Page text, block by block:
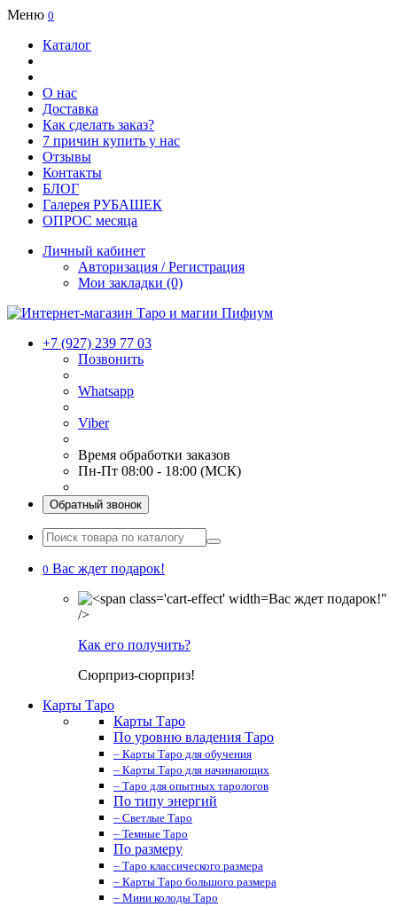
Меню 0
Каталог
О нас
Доставка
Как сделать заказ?
7 причин купить у нас
Отзывы
Контакты
БЛОГ
Галерея РУБАШЕК
ОПРОС месяца
Личный кабинет
Авторизация / Регистрация
Мои закладки (0)
+7 (927) 239 77 03
Позвонить
Whatsapp
Viber
Время обработки заказов
Пн-Пт 08:00 - 18:00 (МСК)
Обратный звонок
0 Вас ждет подарок!
Вас ждет подарок!"
/>
Как его получить?
Сюрприз-сюрприз!
Карты Таро
Карты Таро
По уровню владения Таро
– Карты Таро для обучения
– Карты Таро для начинающих
– Таро для опытных тарологов
По типу энергий
– Светлые Таро
– Темные Таро
По размеру
– Таро классического размера
– Карты Таро большого размера
– Мини колоды Таро